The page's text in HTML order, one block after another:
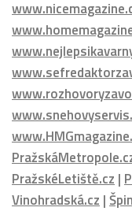
PražskéLetiště.cz |
Vinohradská.cz |